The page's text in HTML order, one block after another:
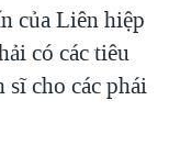
QUÁ KHỨ VÀ HIỆN
của Liên hiệp
có các tiêu
sĩ cho các phái